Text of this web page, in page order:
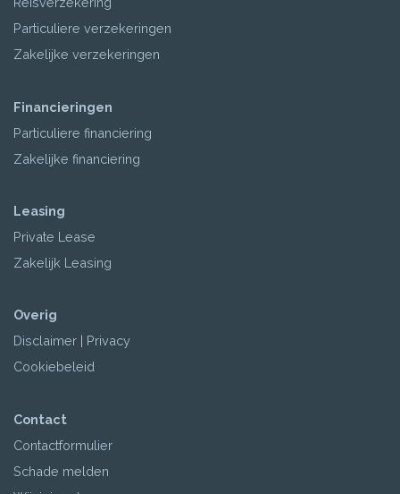
Particuliere verzekeringen
Zakelijke verzekeringen
Financieringen
Particuliere financiering
Zakelijke financiering
Leasing
Private Lease
Zakelijk Leasing
Overig
Disclaimer | Privacy
Cookiebeleid
Contact
Contactformulier
Schade melden